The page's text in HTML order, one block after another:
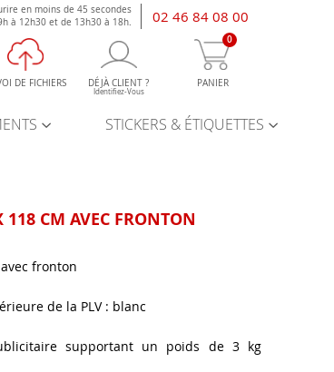
en moins de 45 secondes
à 12h30 et de 13h30 à 18h.
02 46 84 08 00
DE FICHIERS DÉJÀ CLIENT ?
Identifiez-Vous
0
PANIER
STICKERS & ÉTIQUETTES
118 CM AVEC FRONTON
fronton
de la PLV : blanc
supportant un poids de 3 kg